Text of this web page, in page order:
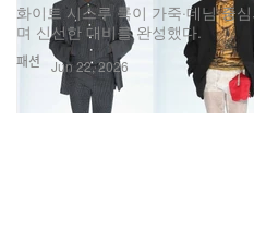
패션
화이트 시스루 룩이 가죽·데님 중
며 신선한 대비를 완성했다.
Jun 22, 2026